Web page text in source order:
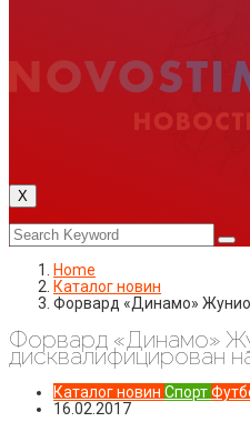
X
Home
Каталог новин
Форвард «Динамо»
Форвард «Динамо»
дисквалифицирован
Каталог новин Спорт
16.02.2017